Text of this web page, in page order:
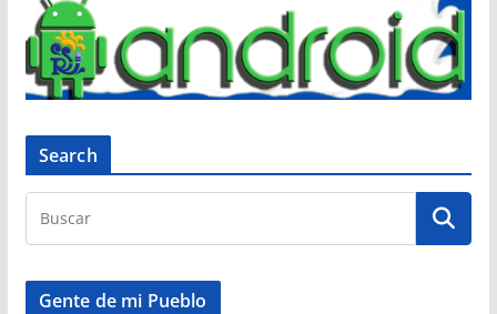
Search
Gente de mi Pueblo